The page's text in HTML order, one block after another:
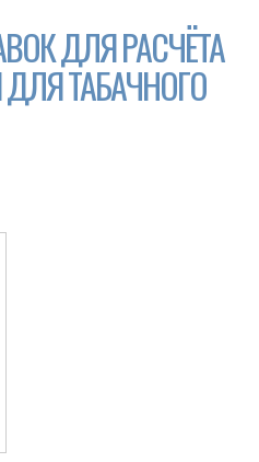
ДЛЯ РАСЧЁТА
ТАБАЧНОГО